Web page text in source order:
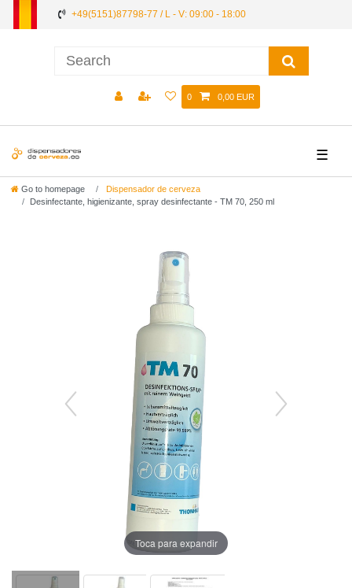
+49(5151)87798-77 / L - V: 09:00 - 18:00
0 0,00 EUR
☰
Go to homepage
Dispensador de cerveza
Desinfectante, higienizante, spray desinfectante - TM 70, 250 ml
Toca para expandir